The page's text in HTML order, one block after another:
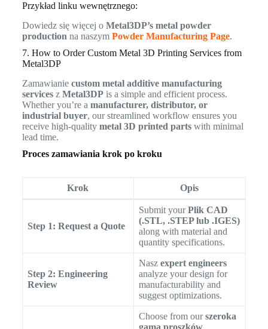
Przykład linku wewnętrznego:
Dowiedz się więcej o Metal3DP’s metal powder
production na naszym Powder Manufacturing Page.
7. How to Order Custom Metal 3D Printing Services from
Metal3DP
Zamawianie custom metal additive manufacturing
servicesz Metal3DPis a simple and efficient process.
Whether you’re a manufacturer, distributor, or
industrial buyer, our streamlined workflow ensures you
receive high-quality metal 3D printed partswith minimal
lead time.
Proces zamawiania krok po kroku
Krok Opis
Step 1: Request a Quote
Submit yourPlik CAD
(.STL, .STEP lub .IGES)
along with material and
quantity specifications.
Step 2: Engineering
Review
Nasz expert engineers
analyze your design for
manufacturability and
suggest optimizations.
Choose from ourszeroka
gama proszków